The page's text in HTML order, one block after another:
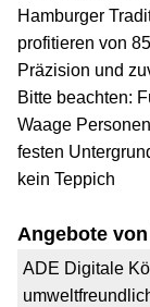
Hamburger
profitieren von
Präzision und
Bitte beachten:
Waage
festen
kein Teppich
Angebote von
ADE Digitale